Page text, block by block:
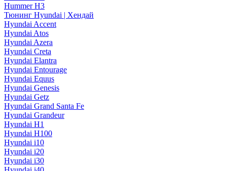
Hummer H3
Тюнинг Hyundai | Хендай
Hyundai Accent
Hyundai Atos
Hyundai Azera
Hyundai Creta
Hyundai Elantra
Hyundai Entourage
Hyundai Equus
Hyundai Genesis
Hyundai Getz
Hyundai Grand Santa Fe
Hyundai Grandeur
Hyundai H1
Hyundai H100
Hyundai i10
Hyundai i20
Hyundai i30